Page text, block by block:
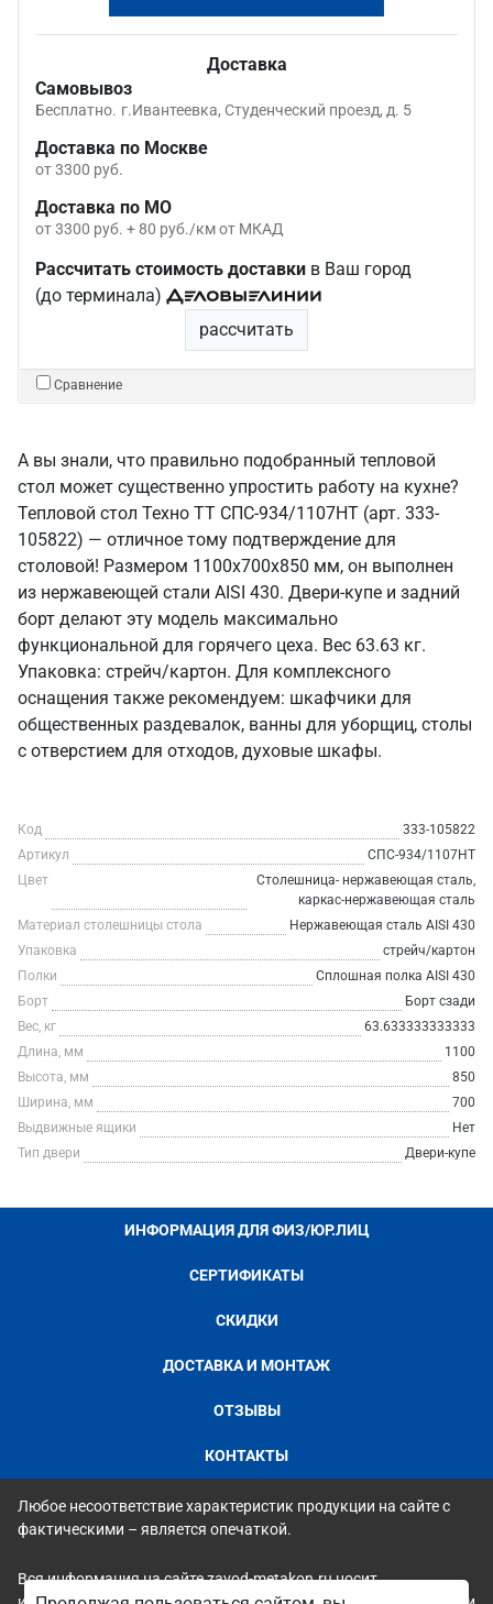
Доставка
Самовывоз
Бесплатно. г.Ивантеевка, Студенческий проезд, д. 5
Доставка по Москве
от 3300 руб.
Доставка по МО
от 3300 руб. + 80 руб./км от МКАД
Рассчитать стоимость доставки в Ваш город
(до терминала)
рассчитать
Сравнение
А вы знали, что правильно подобранный тепловой
стол может существенно упростить работу на кухне?
Тепловой стол Техно ТТ СПС-934/1107НТ (арт. 333-
105822) — отличное тому подтверждение для
столовой! Размером 1100x700x850 мм, он выполнен
из нержавеющей стали AISI 430. Двери-купе и задний
борт делают эту модель максимально
функциональной для горячего цеха. Вес 63.63 кг.
Упаковка: стрейч/картон. Для комплексного
оснащения также рекомендуем: шкафчики для
общественных раздевалок, ванны для уборщиц, столы
с отверстием для отходов, духовые шкафы.
Код
333-105822
Артикул
СПС-934/1107НТ
Цвет
Столешница- нержавеющая сталь,
каркас-нержавеющая сталь
Материал столешницы стола
Нержавеющая сталь AISI 430
Упаковка
стрейч/картон
Полки
Сплошная полка AISI 430
Борт
Борт сзади
Вес, кг
63.633333333333
Длина, мм
1100
Высота, мм
850
Ширина, мм
700
Выдвижные ящики
Нет
Тип двери
Двери-купе
ИНФОРМАЦИЯ ДЛЯ ФИЗ/ЮР.ЛИЦ
СЕРТИФИКАТЫ
СКИДКИ
ДОСТАВКА И МОНТАЖ
ОТЗЫВЫ
КОНТАКТЫ
Любое несоответствие характеристик продукции на сайте с
фактическими – является опечаткой.
Вся информация на сайте zavod-metakon.ru носит